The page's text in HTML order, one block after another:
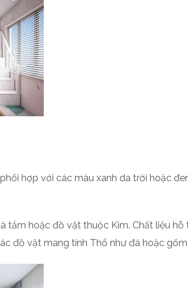
hợp với các màu xanh da trời hoặc
tắm hoặc đồ vật thuộc Kim. Chất liệu hỗ
đồ vật mang tính Thổ như đá hoặc gốm